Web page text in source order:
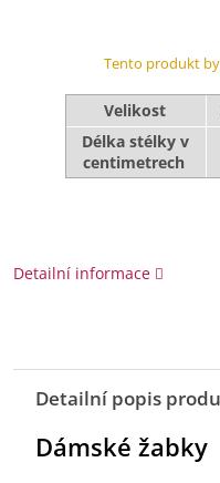
Tento produkt
Velikost
Délka stélky v
centimetrech
Detailní informace
Detailní popis
Dámské žabky